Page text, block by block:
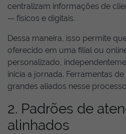
centralizam informações de
— físicos e digitais.
Dessa maneira, isso permite
oferecido em uma filial ou
personalizado,
inicia a jornada. Ferramentas
grandes aliados nesse
2. Padrões de
alinhados